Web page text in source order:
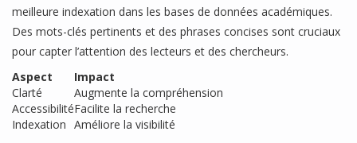
meilleure indexation dans les bases de données académiques.
Des mots-clés pertinents et des phrases concises sont cruciaux
pour capter l’attention des lecteurs et des chercheurs.
Aspect
Impact
Clarté
Augmente la compréhension
AccessibilitéFacilite la recherche
Indexation Améliore la visibilité